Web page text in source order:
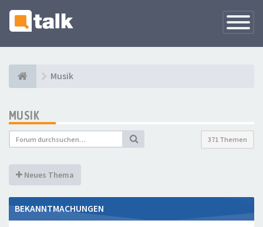
Musik
MUSIK
371 Themen
Neues Thema
BEKANNTMACHUNGEN